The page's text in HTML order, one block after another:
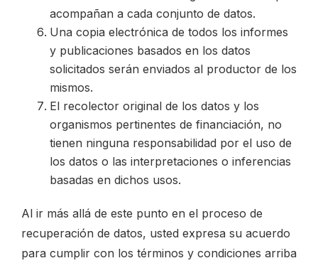
acompañan a cada conjunto de datos.
Una copia electrónica de todos los informes
y publicaciones basados en los datos
solicitados serán enviados al productor de los
mismos.
El recolector original de los datos y los
organismos pertinentes de financiación, no
tienen ninguna responsabilidad por el uso de
los datos o las interpretaciones o inferencias
basadas en dichos usos.
Al ir más allá de este punto en el proceso de
recuperación de datos, usted expresa su acuerdo
para cumplir con los términos y condiciones arriba